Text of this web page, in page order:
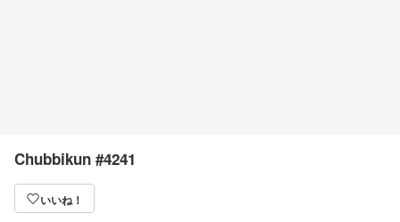
Chubbikun #4241
いいね！